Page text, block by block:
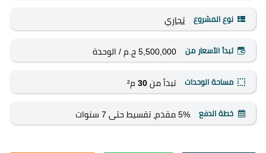
نوع المشروع تجاري
تبدأ الأسعار من 5,500,000 ج.م / الوحدة
مساحة الوحدات تبدأ من 30م²
خطة الدفع 5% مقدم، تقسيط حتى 7 سنوات